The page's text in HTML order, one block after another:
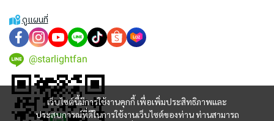
เว็บไซต์นี้มีการใช้งานคุกกี้ เพื่อเพิ่มประสิทธิภาพและ
ประสบการณ์ที่ดีในการใช้งานเว็บไซต์ของท่าน ท่านสามารถ
ดูแผนที่
@starlightfan